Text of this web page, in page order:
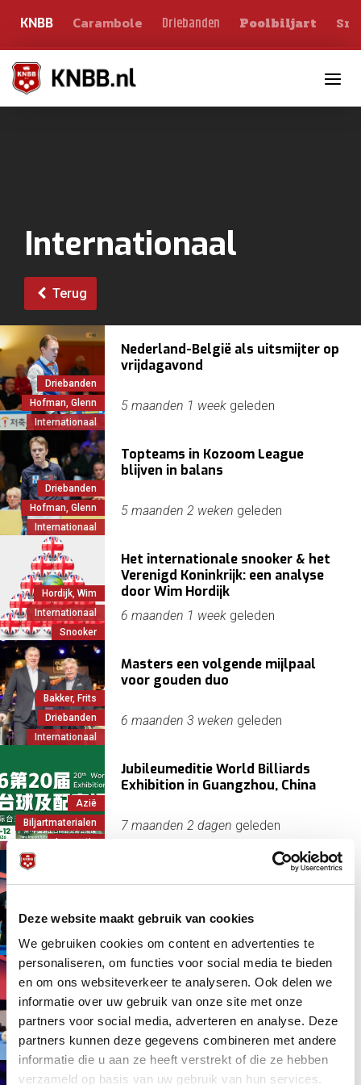
Deze website maakt gebruik van cookies
We gebruiken cookies om content en advertenties te
personaliseren, om functies voor social media te bieden
en om ons websiteverkeer te analyseren. Ook delen we
informatie over uw gebruik van onze site met onze
partners voor social media, adverteren en analyse. Deze
partners kunnen deze gegevens combineren met andere
informatie die u aan ze heeft verstrekt of die ze hebben
verzameld op basis van uw gebruik van hun services.
KNBB Carambole Driebanden Poolbiljart
Internationaal
Terug
Driebanden
Hofman, Glenn
Internationaal
Nederland-België als uitsmijter op
vrijdagavond
5 maanden 1 week geleden
Driebanden
Hofman, Glenn
Internationaal
Topteams in Kozoom League
blijven in balans
5 maanden 2 weken geleden
Hordijk, Wim
Internationaal
Snooker
Het internationale snooker & het
Verenigd Koninkrijk: een analyse
door Wim Hordijk
6 maanden 1 week geleden
Bakker, Frits
Driebanden
Internationaal
Masters een volgende mijlpaal
voor gouden duo
6 maanden 3 weken geleden
Azië
Biljartmaterialen
Innovatie
Jubileumeditie World Billiards
Exhibition in Guangzhou, China
7 maanden 2 dagen geleden
Internationaal
Belgen grijpen naast hoofdprijs,
Tran winnaar
7 maanden 2 weken
Twee Belgen en twee Vietnamezen
naar finaledag; Jaspers strandt in
kwartfinale
7 maanden 3 wekengeleden